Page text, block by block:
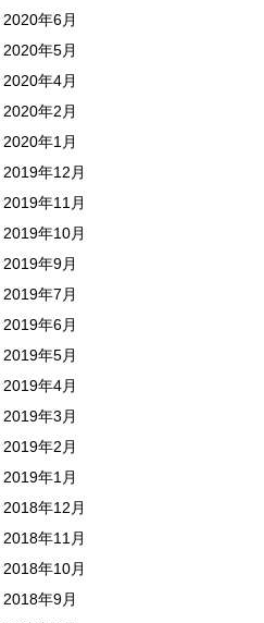
2020年6月
2020年5月
2020年4月
2020年2月
2020年1月
2019年12月
2019年11月
2019年10月
2019年9月
2019年7月
2019年6月
2019年5月
2019年4月
2019年3月
2019年2月
2019年1月
2018年12月
2018年11月
2018年10月
2018年9月